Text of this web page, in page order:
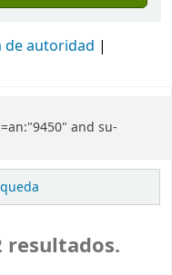
de autoridad
and su-
resultados.